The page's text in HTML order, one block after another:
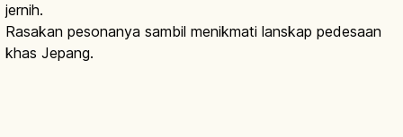
jernih.
Rasakan pesonanya sambil menikmati lanskap pedesaan
khas Jepang.